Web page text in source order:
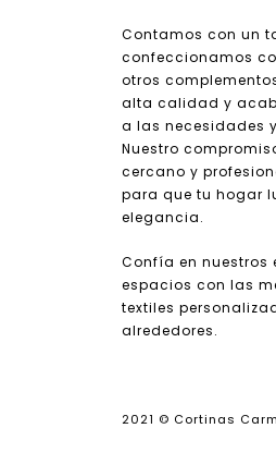
Contamos con un
confeccionamos
otros
alta calidad y
a las necesidades
Nuestro
cercano y
para que tu hogar
elegancia.
Confía en nuestros
espacios con las
textiles
alrededores.
2021 © Cortinas